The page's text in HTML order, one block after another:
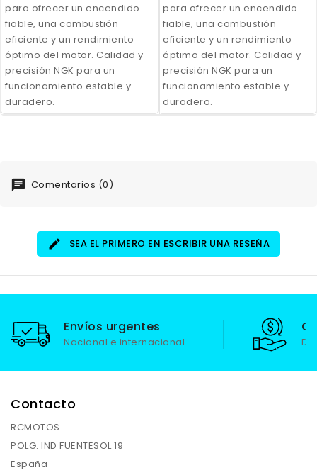
para ofrecer un encendido
fiable, una combustión
eficiente y un rendimiento
óptimo del motor. Calidad y
precisión NGK para un
funcionamiento estable y
duradero.
para ofrecer un encendido
fiable, una combustión
eficiente y un rendimiento
óptimo del motor. Calidad y
precisión NGK para un
funcionamiento estable y
duradero.
Comentarios (0)
SEA EL PRIMERO EN ESCRIBIR UNA RESEÑA
Envíos urgentes
Nacional e internacional
Contacto
RCMOTOS
POLG. IND FUENTESOL 19
España